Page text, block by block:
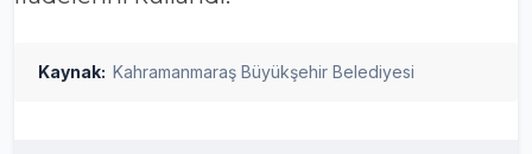
Kaynak: Kahramanmaraş Büyükşehir Belediyesi